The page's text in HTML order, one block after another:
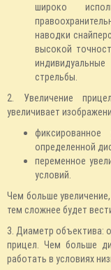
широко
наводки
высокой
стрельбы.
2. Увеличение
увеличивает
определенной
переменное
условий.
Чем больше
тем сложнее будет
3. Диаметр объектива:
прицел. Чем больше
работать в условиях